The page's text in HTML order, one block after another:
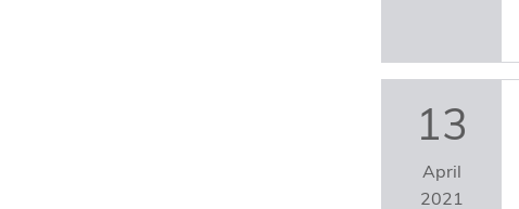
13
April
2021